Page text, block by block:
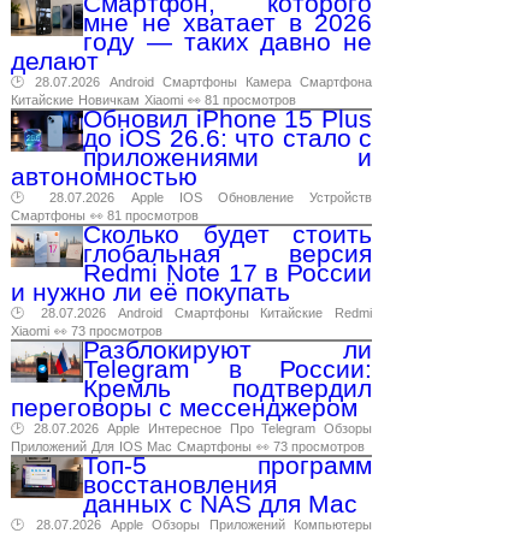
мне не хватает в 2026
году — таких давно не
делают
🕑 28.07.2026 Android Смартфоны Камера Смартфона
Китайские Новичкам Xiaomi 👀 81 просмотров
Обновил iPhone 15 Plus
до iOS 26.6: что стало с
приложениями и
автономностью
🕑 28.07.2026 Apple IOS Обновление
Устройств
Смартфоны 👀 81 просмотров
Сколько будет стоить
глобальная версия
Redmi Note 17 в России
и нужно ли её покупать
🕑 28.07.2026 Android Смартфоны Китайские
Redmi
Xiaomi 👀 73 просмотров
Разблокируют ли
Telegram в России:
Кремль подтвердил
переговоры с мессенджером
🕑 28.07.2026 Apple Интересное Про Telegram Обзоры
Приложений Для IOS Mac Смартфоны 👀 73 просмотров
Топ-5 программ
восстановления
данных с NAS для Mac
🕑 28.07.2026 Apple Обзоры Приложений
Компьютеры